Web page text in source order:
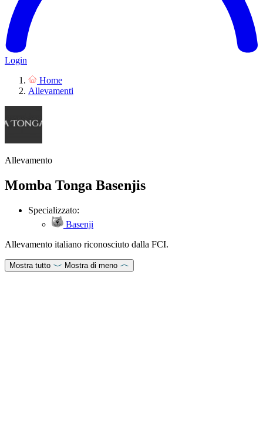
Login
Home
Allevamenti
Allevamento
Momba Tonga Basenjis
Specializzato:
Basenji
Allevamento italiano riconosciuto dalla FCI.
Mostra tutto Mostra di meno